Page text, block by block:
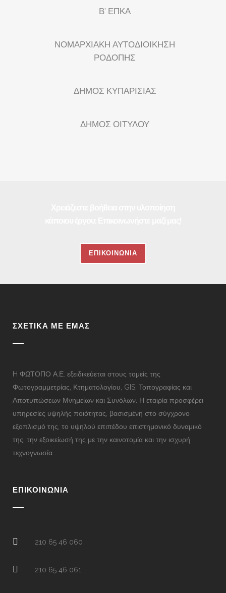
Β’ ΕΠΚΑ
ΝΟΜΑΡΧΙΑΚΗ ΑΥΤΟΔΙΟΙΚΗΣΗ
ΡΟΔΟΠΗΣ
ΔΗΜΟΣ ΚΥΠΑΡΙΣΙΑΣ
ΔΗΜΟΣ ΟΙΤΥΛΟΥ
ΕΠΙΚΟΙΝΩΝΙΑ
ΣΧΕΤΙΚΆ ΜΕ ΕΜΆΣ
H ΦΩΤΟΠΟ Α.Ε. εξειδικεύεται στους τομείς της
Φωτογραμμετρίας, Κτηματολογίου, GIS, Τοπογραφίας και
Αποτυπώσεων Μνημείων και Συνόλων. Η εταιρία προσφέρει
υπηρεσίες υψηλής ποιότητας, βασισμένη στο σύγχρονο
εξοπλισμό της, το υψηλού επιπέδου επιστημονικό δυναμικό
της, την εξοικείωσή της με την καινοτομία και την ισχυρή
τεχνογνωσία.
ΕΠΙΚΟΙΝΩΝΊΑ
210 65 46 060
210 65 46 061